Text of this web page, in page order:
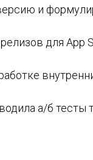
и
для App
а/б тесты